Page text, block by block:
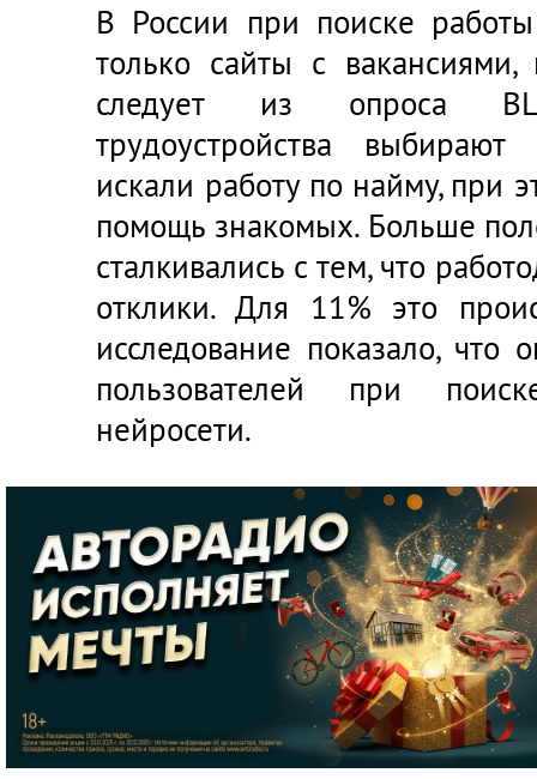
В России при поиске
только сайты с
следует из опроса
трудоустройства
искали работу по найму, при
помощь знакомых. Больше
сталкивались с тем, что
отклики. Для 11% это
исследование показало, что
пользователей при
нейросети.